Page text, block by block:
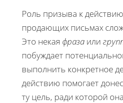
Роль призыва к
продающих письмах
Это некая фраза или
побуждает
выполнить конкретное
действию помогает
ту цель, ради которой